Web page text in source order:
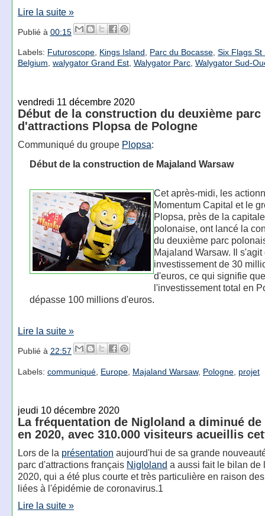
Lire la suite »
Publié à 00:15
Labels: Futuroscope, Kings Island, Parc du Bocasse, Six Flags St
Belgium, walygator Grand Est, Walygator Parc, Walygator Sud-
vendredi 11 décembre 2020
Début de la construction du deuxième parc
d'attractions Plopsa de Pologne
Communiqué du groupe Plopsa:
Début de la construction de Majaland Warsaw
Cet après-midi, les
Momentum Capital et le
Plopsa, près de la capitale
polonaise, ont lancé la
du deuxième parc
Majaland Warsaw. Il s'agit
investissement de 30
d'euros, ce qui signifie que
l'investissement total en
dépasse 100 millions d'euros.
Lire la suite »
Publié à 22:57
Labels: communiqué, Europe, Majaland Warsaw, Pologne, projet
jeudi 10 décembre 2020
La fréquentation de Nigloland a diminué
en 2020, avec 310.000 visiteurs acueillis
Lors de la présentation aujourd'hui de sa grande
parc d'attractions français Nigloland a aussi fait le bilan de
2020, qui a été plus courte et très particulière en raison
liées à l'épidémie de coronavirus.1
Lire la suite »